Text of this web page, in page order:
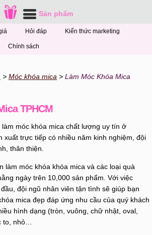
Sản phẩm
Hỏi đáp Kiến thức marketing
Chính sách
Móc khóa mica
Làm Móc Khóa Mica
TPHCM
làm móc khóa mica chất lượng uy tín ở
xuất trực tiếp có nhiều năm kinh nghiệm, đội
thân thiện.
làm móc khóa khóa mica và các loại quà
ngày trên 10,000 sản phẩm. Với việc
đội ngũ nhân viên tận tình sẽ giúp bạn
mica đẹp đáp ứng nhu cầu của quý khách
hình dạng (tròn, vuông, chữ nhật, oval,
nhỏ…